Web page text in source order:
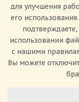
Приемная комиссия:
для улучшения
его
использовании
с нашими
Вы можете